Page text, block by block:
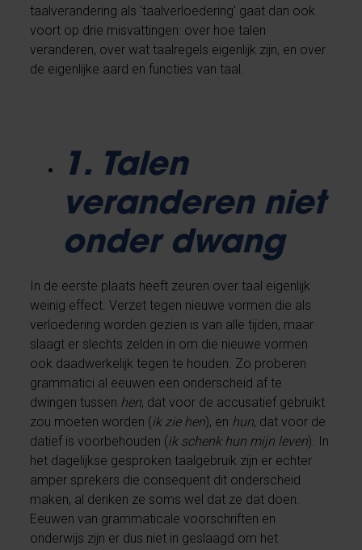
taalverandering als 'taalverloedering' gaat dan ook
voort op drie misvattingen: over hoe talen
veranderen, over wat taalregels eigenlijk zijn, en over
de eigenlijke aard en functies van taal.
1. Talen
veranderen niet
onder dwang
In de eerste plaats heeft zeuren over taal eigenlijk
weinig effect. Verzet tegen nieuwe vormen die als
verloedering worden gezien is van alle tijden, maar
slaagt er slechts zelden in om die nieuwe vormen
ook daadwerkelijk tegen te houden. Zo proberen
grammatici al eeuwen een onderscheid af te
dwingen tussen hen, dat voor de accusatief gebruikt
zou moeten worden (ik zie hen), en hun, dat voor de
datief is voorbehouden (ik schenk hun mijn leven). In
het dagelijkse gesproken taalgebruik zijn er echter
amper sprekers die consequent dit onderscheid
maken, al denken ze soms wel dat ze dat doen.
Eeuwen van grammaticale voorschriften en
onderwijs zijn er dus niet in geslaagd om het